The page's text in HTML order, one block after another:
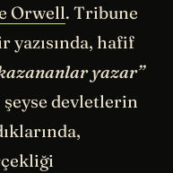
Orwell. Tribune
yazısında, hafif
yazar”
devletlerin